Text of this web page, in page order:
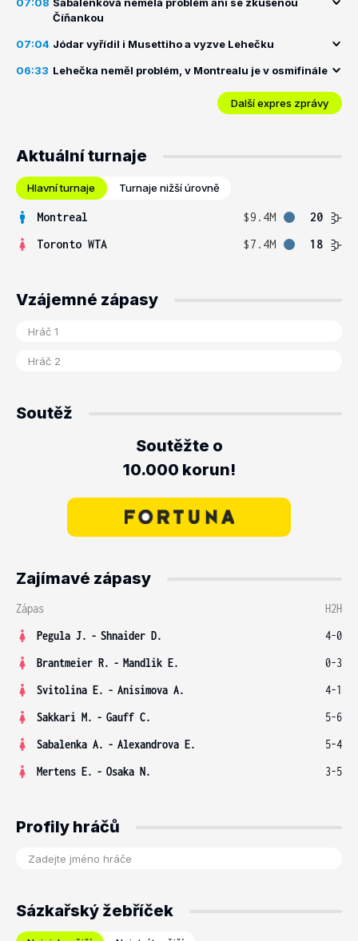
Číňankou
07:04 Jódar vyřídil i Musettiho a vyzve Lehečku
06:33 Lehečka neměl problém, v Montrealu je v osmifinále
Další expres zprávy
Aktuální turnaje
Hlavní turnaje Turnaje nižší úrovně
Montreal $9.4M
20
Toronto WTA
$7.4M 18
Vzájemné zápasy
Soutěž
Soutěžte o
10.000 korun!
Zajímavé zápasy
Zápas
H2H
Pegula J. - Shnaider D.
4-0
Brantmeier R. - Mandlik E.
0-3
Svitolina E. - Anisimova A.
4-1
Sakkari M. - Gauff C.
5-6
Sabalenka A. - Alexandrova E.
5-4
Mertens E. - Osaka N. 3-5
Profily hráčů
Sázkařský žebříček